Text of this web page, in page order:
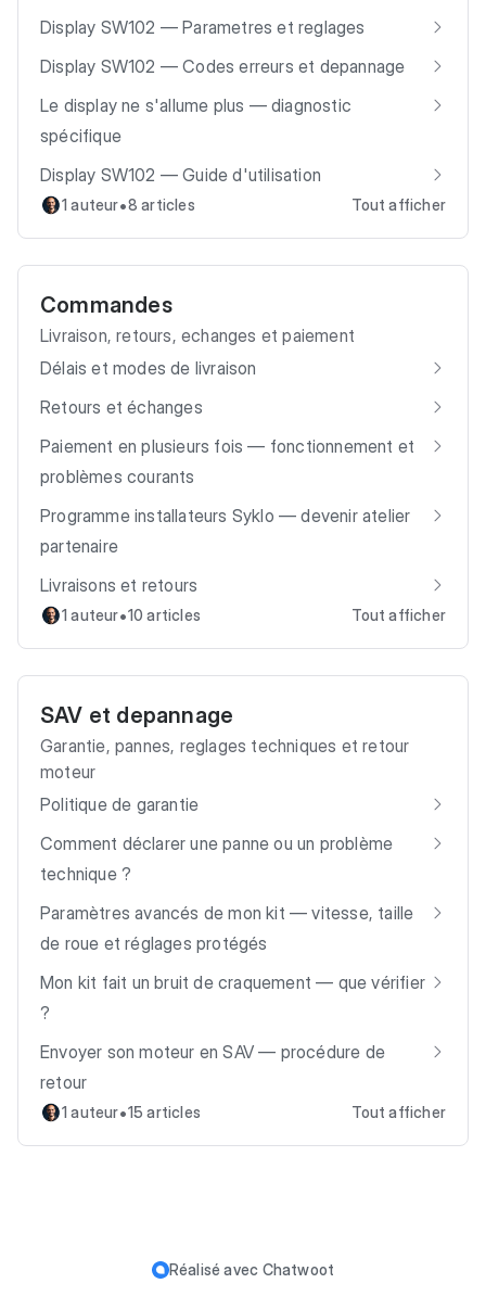
Display SW102 — Parametres et reglages
Display SW102 — Codes erreurs et depannage
Le display ne s'allume plus — diagnostic
spécifique
Display SW102 — Guide d'utilisation
1 auteur•8 articles Tout afficher
Commandes
Livraison, retours, echanges et paiement
Délais et modes de livraison
Retours et échanges
Paiement en plusieurs fois — fonctionnement et
problèmes courants
Programme installateurs Syklo — devenir atelier
partenaire
Livraisons et retours
1 auteur•10 articles Tout afficher
SAV et depannage
Garantie, pannes, reglages techniques et retour
moteur
Politique de garantie
Comment déclarer une panne ou un problème
technique ?
Paramètres avancés de mon kit — vitesse, taille
de roue et réglages protégés
Mon kit fait un bruit de craquement — que vérifier
?
Envoyer son moteur en SAV — procédure de
retour
1 auteur•15 articles Tout afficher
Réalisé avec Chatwoot